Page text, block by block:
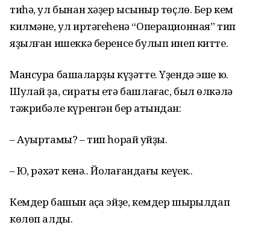
тиһә, ул бынан хәҙер ысҡыныр төҫлө. Бер кем
килмәне, ул иртәгеһенә “Операционная” тип
яҙылған ишеккә беренсе булып инеп китте.
Мансура башҡаларҙы күҙәтте. Үҙендә эше юҡ.
Шулай ҙа, сираты етә башлағас, был өлкәлә
тәжрибәле күренгән бер ҡатындан:
– Ауыртамы? – тип һорай ҡуйҙы.
– Юҡ, рәхәт кенә.. Йоҡлағандағы кеүек..
Кемдер башын аҫҡа эйҙе, кемдер шырҡылдап
көлөп алды.